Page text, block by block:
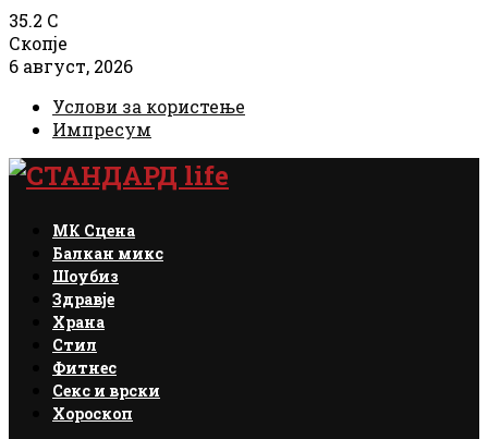
35.2 C
Скопје
6 август, 2026
Услови за користење
Импресум
Facebook
Instagram
Email
Rss
МК Сцена
Балкан микс
Шоубиз
Здравје
Храна
Стил
Фитнес
Секс и врски
Хороскоп